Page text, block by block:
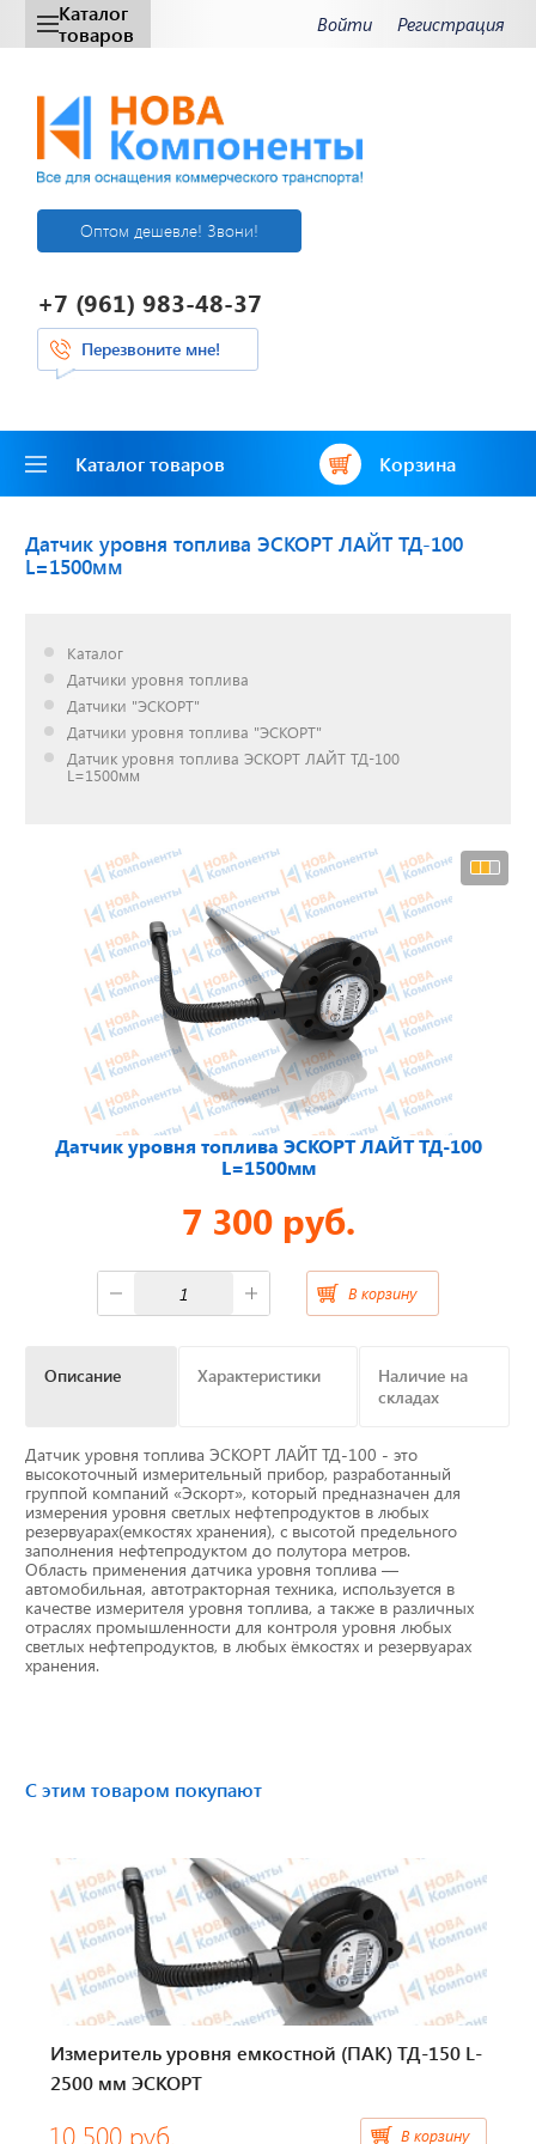
Каталог
товаров
Войти Регистрация
Оптом дешевле! Звони!
+7 (961) 983-48-37
Перезвоните мне!
Каталог товаров Корзина
Акции. Скидки.
Спецпредложения.
Узнать подробнее...
Отвечаем на актуальные
вопросы
Приборные панели
Видеонаблюдение на транспорте
GPS и ГЛОНАСС трекеры
Датчики уровня топлива
Блоки СКЗИ (НКМ)
Тахографы
Автоклимат
Датчики скорости
Картриджи для принтеров этикеток
Короба для тахографов
Переходники, оси датчиков скорости
Датчик уровня топлива ЭСКОРТ ЛАЙТ ТД-100
L=1500мм
Каталог
Датчики уровня топлива
Датчики "ЭСКОРТ"
Датчики уровня топлива "ЭСКОРТ"
Датчик уровня топлива ЭСКОРТ ЛАЙТ ТД-100
L=1500мм
Датчик уровня топлива ЭСКОРТ ЛАЙТ ТД-100
L=1500мм
7 300 руб.
В корзину
Описание Характеристики
Наличие на
складах
Датчик уровня топлива ЭСКОРТ ЛАЙТ ТД-100 - это
высокоточный измерительный прибор, разработанный
группой компаний «Эскорт», который предназначен для
измерения уровня светлых нефтепродуктов в любых
резервуарах(емкостях хранения), с высотой предельного
заполнения нефтепродуктом до полутора метров.
Область применения датчика уровня топлива —
автомобильная, автотракторная техника, используется в
качестве измерителя уровня топлива, а также в различных
отраслях промышленности для контроля уровня любых
светлых нефтепродуктов, в любых ёмкостях и резервуарах
хранения.
С этим товаром покупают
Измеритель уровня емкостной (ПАК) ТД-150 L-
2500 мм ЭСКОРТ
10 500 руб. В корзину